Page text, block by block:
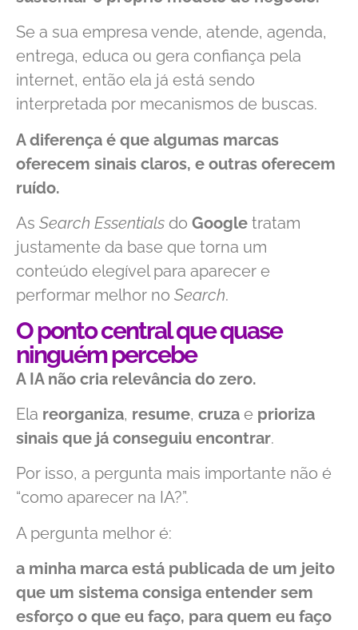
Se a sua empresa vende, atende, agenda,
entrega, educa ou gera confiança pela
internet, então ela já está sendo
interpretada por mecanismos de buscas.
A diferença é que algumas marcas
oferecem sinais claros, e outras oferecem
ruído.
As Search Essentials do Google tratam
justamente da base que torna um
conteúdo elegível para aparecer e
performar melhor no Search.
O ponto central que quase
ninguém percebe
A IA não cria relevância do zero.
Ela reorganiza, resume, cruza e prioriza
sinais que já conseguiu encontrar.
Por isso, a pergunta mais importante não é
“como aparecer na IA?”.
A pergunta melhor é:
a minha marca está publicada de um jeito
que um sistema consiga entender sem
esforço o que eu faço, para quem eu faço